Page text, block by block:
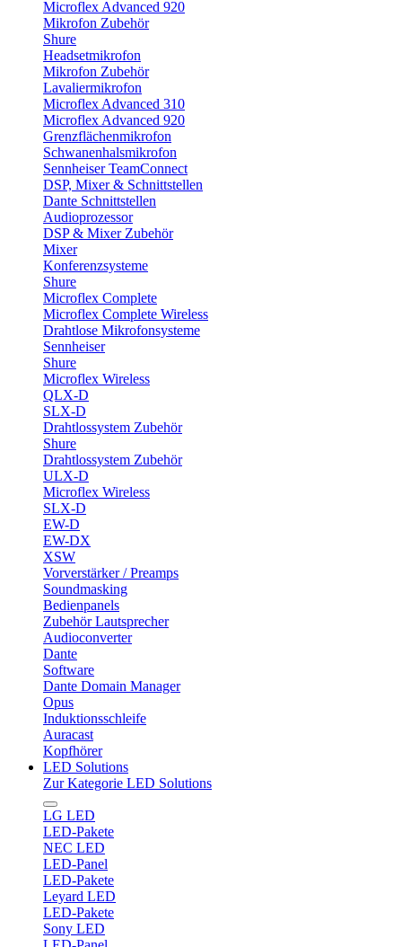
Microflex Advanced 920
Mikrofon Zubehör
Shure
Headsetmikrofon
Mikrofon Zubehör
Lavaliermikrofon
Microflex Advanced 310
Microflex Advanced 920
Grenzflächenmikrofon
Schwanenhalsmikrofon
Sennheiser TeamConnect
DSP, Mixer & Schnittstellen
Dante Schnittstellen
Audioprozessor
DSP & Mixer Zubehör
Mixer
Konferenzsysteme
Shure
Microflex Complete
Microflex Complete Wireless
Drahtlose Mikrofonsysteme
Sennheiser
Shure
Microflex Wireless
QLX-D
SLX-D
Drahtlossystem Zubehör
Shure
Drahtlossystem Zubehör
ULX-D
Microflex Wireless
SLX-D
EW-D
EW-DX
XSW
Vorverstärker / Preamps
Soundmasking
Bedienpanels
Zubehör Lautsprecher
Audioconverter
Dante
Software
Dante Domain Manager
Opus
Induktionsschleife
Auracast
Kopfhörer
LED Solutions
Zur Kategorie LED Solutions
LG LED
LED-Pakete
NEC LED
LED-Panel
LED-Pakete
Leyard LED
LED-Pakete
Sony LED